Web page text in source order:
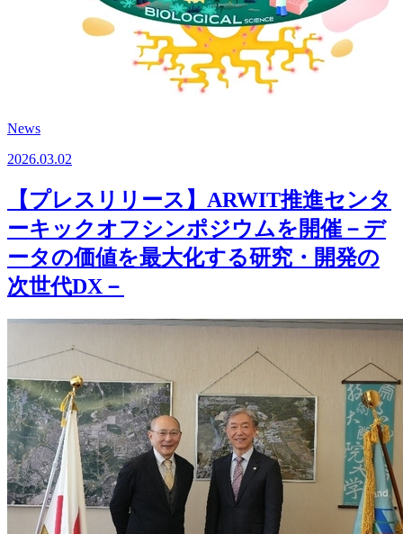
News
2026.03.02
【プレスリリース】ARWIT推進センタ
ーキックオフシンポジウムを開催－デ
ータの価値を最大化する研究・開発の
次世代DX－